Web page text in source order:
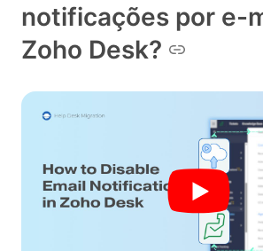
notificações por e-
Zoho Desk?